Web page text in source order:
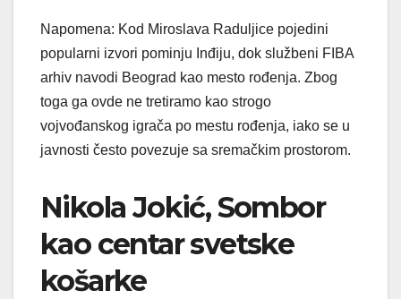
Napomena: Kod Miroslava Raduljice pojedini
popularni izvori pominju Inđiju, dok službeni FIBA
arhiv navodi Beograd kao mesto rođenja. Zbog
toga ga ovde ne tretiramo kao strogo
vojvođanskog igrača po mestu rođenja, iako se u
javnosti često povezuje sa sremačkim prostorom.
Nikola Jokić, Sombor
kao centar svetske
košarke